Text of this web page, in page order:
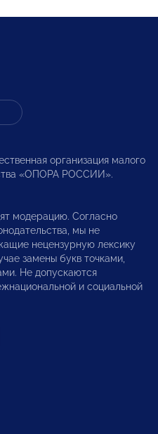
организация малого
«ОПОРА РОССИИ».
модерацию. Согласно
мы не
нецензурную лексику
замены букв точками,
Не допускаются
и социальной